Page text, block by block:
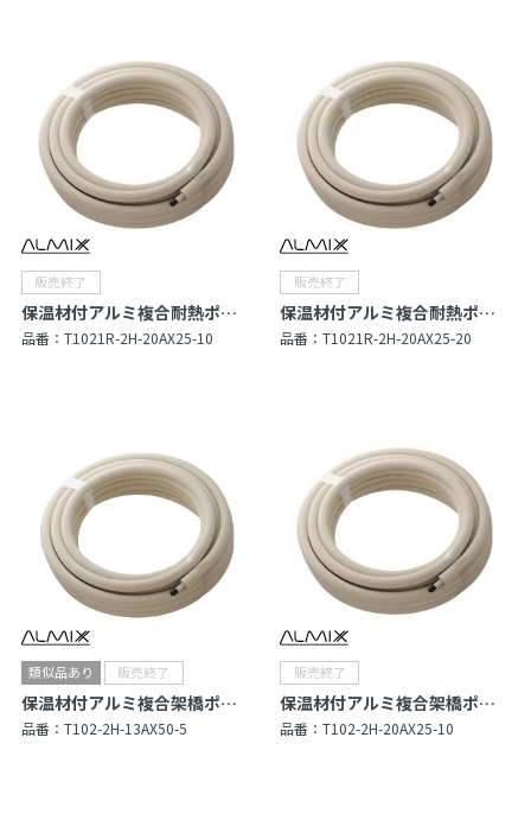
保温材付アルミ複合耐熱ポリエチレン管（Type R）
品番： T1021R-2H-20AX25-10
保温材付アルミ複合耐熱ポリエチレン管（Type R）
品番：T1021R-2H-20AX25-20
保温材付アルミ複合架橋ポリエチレン管（Type X）
品番： T102-2H-13AX50-5
保温材付アルミ複合架橋ポリエチレン管（Type X）
品番：T102-2H-20AX25-10